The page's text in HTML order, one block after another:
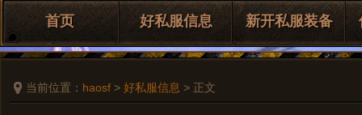
首页 好私服信息 新开私服装备
当前位置： haosf > 好私服信息 > 正文